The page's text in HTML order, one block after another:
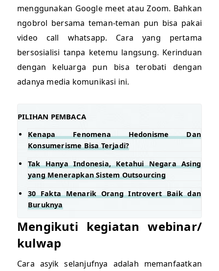
menggunakan Google meet atau Zoom. Bahkan
ngobrol bersama teman-teman pun bisa pakai
video call whatsapp. Cara yang pertama
bersosialisi tanpa ketemu langsung. Kerinduan
dengan keluarga pun bisa terobati dengan
adanya media komunikasi ini.
PILIHAN PEMBACA
Kenapa Fenomena Hedonisme Dan
Konsumerisme Bisa Terjadi?
Tak Hanya Indonesia, Ketahui Negara Asing
yang Menerapkan Sistem Outsourcing
30 Fakta Menarik Orang Introvert Baik dan
Buruknya
Mengikuti kegiatan webinar/
kulwap
Cara asyik selanjufnya adalah memanfaatkan